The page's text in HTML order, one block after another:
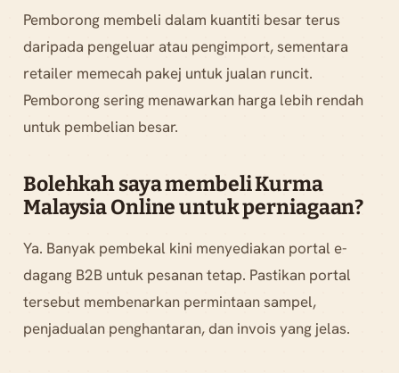
Pemborong membeli dalam kuantiti besar terus
daripada pengeluar atau pengimport, sementara
retailer memecah pakej untuk jualan runcit.
Pemborong sering menawarkan harga lebih rendah
untuk pembelian besar.
Bolehkah saya membeliKurma
Malaysia Onlineuntuk perniagaan?
Ya. Banyak pembekal kini menyediakan portal e-
dagang B2B untuk pesanan tetap. Pastikan portal
tersebut membenarkan permintaan sampel,
penjadualan penghantaran, dan invois yang jelas.